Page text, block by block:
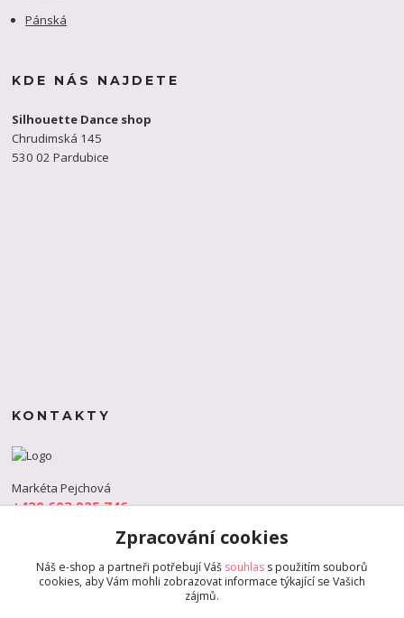
Pánská
KDE NÁS NAJDETE
Silhouette Dance shop
Chrudimská 145
530 02 Pardubice
KONTAKTY
Markéta Pejchová
+420 603 925 746
info@s-dance.cz
Zpracování cookies
Náš e-shop a partneři potřebují Váš souhlas s použitím souborů
cookies, aby Vám mohli zobrazovat informace týkající se Vašich
zájmů.